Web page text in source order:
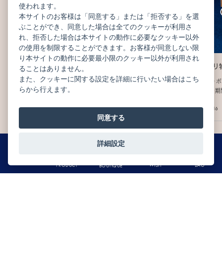
PRODUCT BOUTIQUE WISH BAG
ジャン＝ポール・エヴァンが贈る、涼やかな夏のショ
コラギフト
お世話になっている方への贈り物や、夏のご挨拶に、ジャン＝
夏の贈
ジャン＝
詰合せを
2026.07.16
使われます。
本サイトのお客様は「同意する」または「拒否する」を選
ぶことができ、同意した場合は全てのクッキーが利用さ
れ、拒否した場合は本サイトの動作に必要なクッキー以外
の使用を制限することができます。お客様が同意しない限
り本サイトの動作に必要最小限のクッキー以外が利用され
ることはありません。
また、クッキーに関する設定を詳細に行いたい場合はこち
らから行えます。
同意する
詳細設定